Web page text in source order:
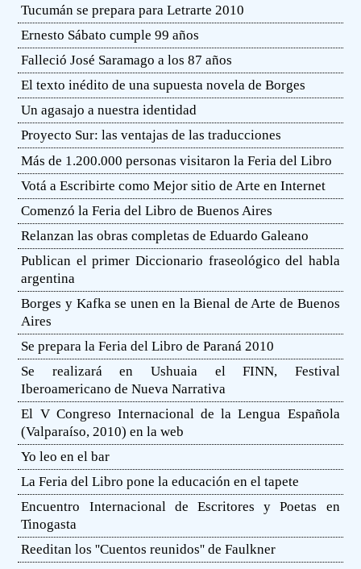
Tucumán se prepara para Letrarte 2010
Ernesto Sábato cumple 99 años
Falleció José Saramago a los 87 años
El texto inédito de una supuesta novela de Borges
Un agasajo a nuestra identidad
Proyecto Sur: las ventajas de las traducciones
Más de 1.200.000 personas visitaron la Feria del Libro
Votá a Escribirte como Mejor sitio de Arte en Internet
Comenzó la Feria del Libro de Buenos Aires
Relanzan las obras completas de Eduardo Galeano
Publican el primer Diccionario fraseológico del habla
argentina
Borges y Kafka se unen en la Bienal de Arte de Buenos
Aires
Se prepara la Feria del Libro de Paraná 2010
Se realizará en Ushuaia el FINN, Festival
Iberoamericano de Nueva Narrativa
El V Congreso Internacional de la Lengua Española
(Valparaíso, 2010) en la web
Yo leo en el bar
La Feria del Libro pone la educación en el tapete
Encuentro Internacional de Escritores y Poetas en
Tinogasta
Reeditan los ''Cuentos reunidos'' de Faulkner